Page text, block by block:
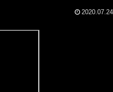
2020.07.24